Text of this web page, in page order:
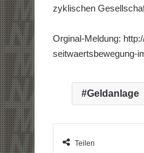
zyklischen
Orginal-Meldung:
seitwaertsbewegung-
Geldanlage
Teilen